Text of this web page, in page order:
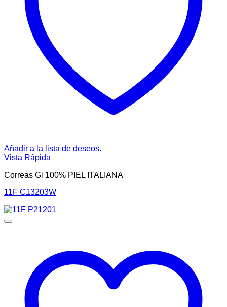
Añadir a la lista de deseos.
Vista Rápida
Correas Gi 100% PIEL ITALIANA
11F C13203W